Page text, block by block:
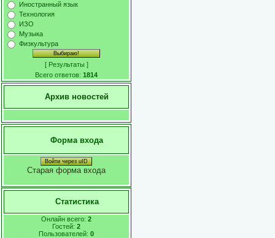
Иностранный язык
Технология
ИЗО
Музыка
Физкультура
[ Результаты ]
Всего ответов: 1814
Архив новостей
Форма входа
Войти через uID
Старая форма входа
Статистика
Онлайн всего: 2
Гостей: 2
Пользователей: 0